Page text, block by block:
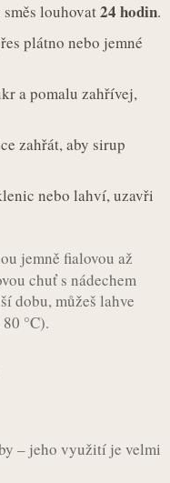
louhovat24 hodin.
plátno nebo jemné
a pomalu zahřívej,
zahřát, aby sirup
nebo lahví, uzavři
jemně fialovou až
chuť s nádechem
dobu, můžeš lahve
°C).
– jeho využití je velmi